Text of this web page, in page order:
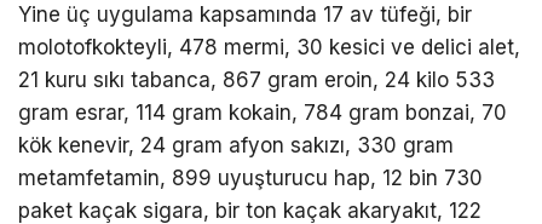
Yine üç uygulama kapsamında 17 av tüfeği, bir
molotofkokteyli, 478 mermi, 30 kesici ve delici alet,
21 kuru sıkı tabanca, 867 gram eroin, 24 kilo 533
gram esrar, 114 gram kokain, 784 gram bonzai, 70
kök kenevir, 24 gram afyon sakızı, 330 gram
metamfetamin, 899 uyuşturucu hap, 12 bin 730
paket kaçak sigara, bir ton kaçak akaryakıt, 122